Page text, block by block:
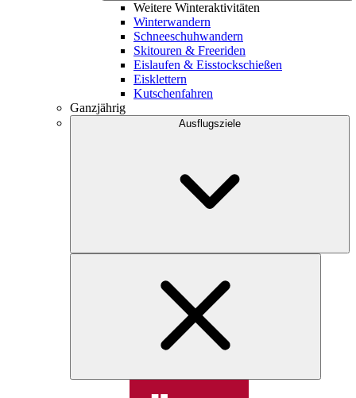
Weitere Winteraktivitäten
Winterwandern
Schneeschuhwandern
Skitouren & Freeriden
Eislaufen & Eisstockschießen
Eisklettern
Kutschenfahren
Ganzjährig
Ausflugsziele